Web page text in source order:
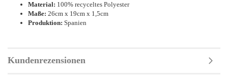
Material: 100% recyceltes Polyester
Maße: 26cm x 19cm x 1,5cm
Produktion: Spanien
Kundenrezensionen